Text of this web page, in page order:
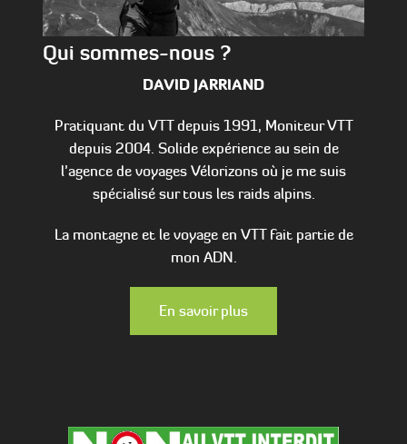
Qui sommes-nous ?
DAVID JARRIAND
Pratiquant du VTT depuis 1991, Moniteur VTT
depuis 2004. Solide expérience au sein de
l’agence de voyages Vélorizons où je me suis
spécialisé sur tous les raids alpins.
La montagne et le voyage en VTT fait partie de
mon ADN.
En savoir plus